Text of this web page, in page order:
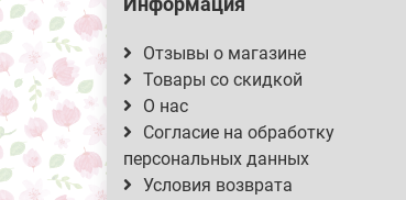
Отзывы о магазине
Товары со скидкой
О нас
Согласие на обработку
персональных данных
Условия возврата